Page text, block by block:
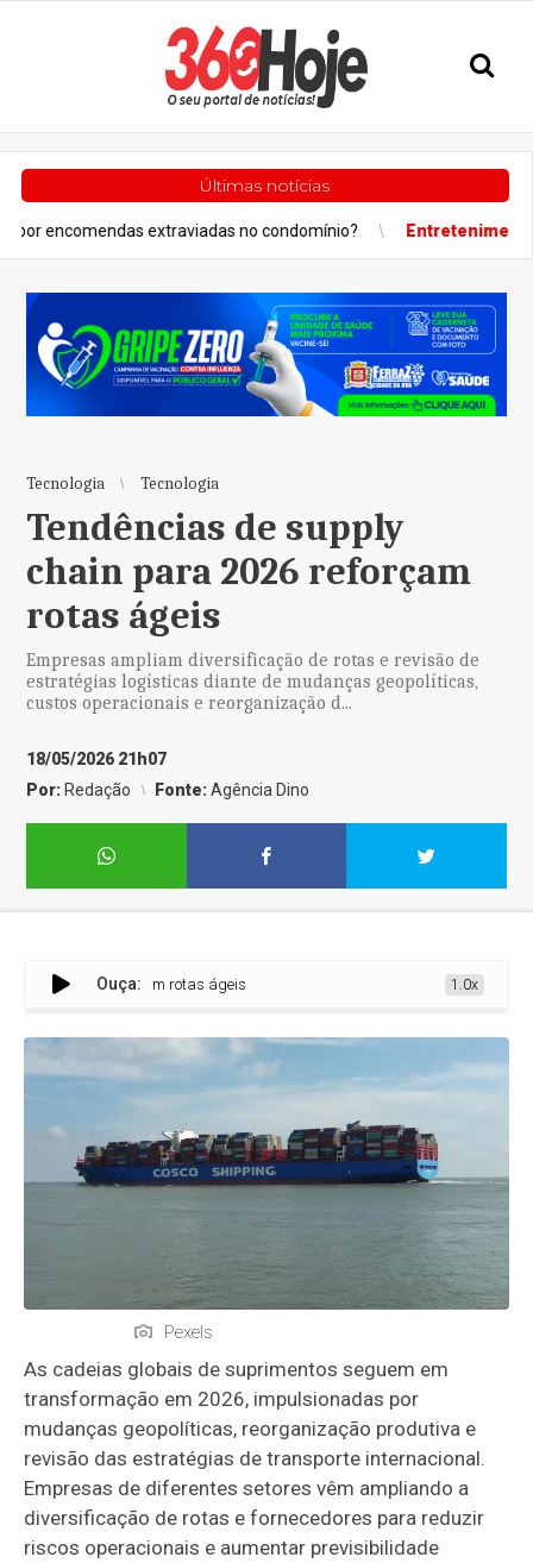
Últimas notícias
extraviadas no condomínio? Entretenimento Projeto
Tecnologia Tecnologia
Tendências de supply
chain para 2026 reforçam
rotas ágeis
Empresas ampliam diversificação de rotas e revisão de
estratégias logísticas diante de mudanças geopolíticas,
custos operacionais e reorganização d...
18/05/2026 21h07
Por: Redação Fonte:Agência Dino
Ouça:
para 2026 reforçam rotas ágeis 1.0x
Pexels
As cadeias globais de suprimentos seguem em
transformação em 2026, impulsionadas por
mudanças geopolíticas, reorganização produtiva e
revisão das estratégias de transporte internacional.
Empresas de diferentes setores vêm ampliando a
diversificação de rotas e fornecedores para reduzir
riscos operacionais e aumentar previsibilidade